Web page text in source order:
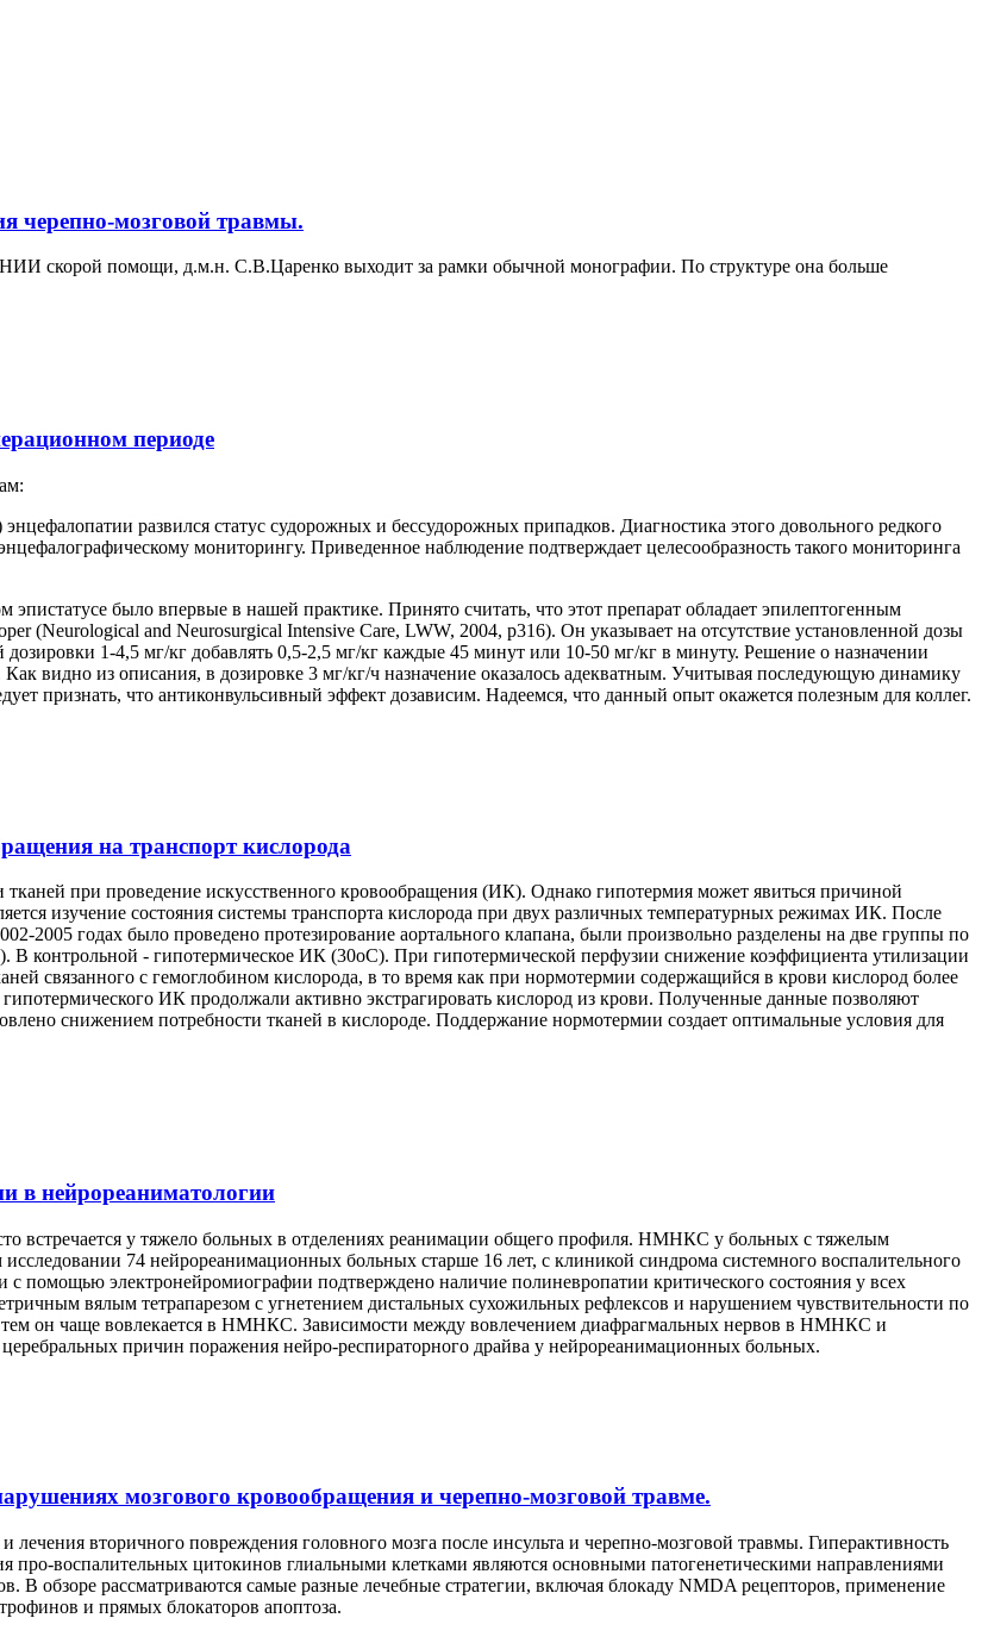
черепно-мозговой травмы.
скорой помощи, д.м.н. С.В.Царенко выходит за рамки обычной монографии. По структуре она больше
периоде
развился статус судорожных и бессудорожных припадков. Диагностика этого довольного редкого
мониторингу. Приведенное наблюдение подтверждает целесообразность такого мониторинга
эпистатусе было впервые в нашей практике. Принято считать, что этот препарат обладает эпилептогенным
(Neurological and Neurosurgical Intensive Care, LWW, 2004, p316). Он указывает на отсутствие установленной дозы
1-4,5 мг/кг добавлять 0,5-2,5 мг/кг каждые 45 минут или 10-50 мг/кг в минуту. Решение о назначении
видно из описания, в дозировке 3 мг/кг/ч назначение оказалось адекватным. Учитывая последующую динамику
признать, что антиконвульсивный эффект дозависим. Надеемся, что данный опыт окажется полезным для коллег.
на транспорт кислорода
тканей при проведение искусственного кровообращения (ИК). Однако гипотермия может явиться причиной
изучение состояния системы транспорта кислорода при двух различных температурных режимах ИК. После
2005 годах было проведено протезирование аортального клапана, были произвольно разделены на две группы по
В контрольной - гипотермическое ИК (30оС). При гипотермической перфузии снижение коэффициента утилизации
связанного с гемоглобином кислорода, в то время как при нормотермии содержащийся в крови кислород более
ИК продолжали активно экстрагировать кислород из крови. Полученные данные позволяют
снижением потребности тканей в кислороде. Поддержание нормотермии создает оптимальные условия для
в нейрореаниматологии
у тяжело больных в отделениях реанимации общего профиля. НМНКС у больных с тяжелым
74 нейрореанимационных больных старше 16 лет, с клиникой синдрома системного воспалительного
помощью электронейромиографии подтверждено наличие полиневропатии критического состояния у всех
вялым тетрапарезом с угнетением дистальных сухожильных рефлексов и нарушением чувствительности по
тем он чаще вовлекается в НМНКС. Зависимости между вовлечением диафрагмальных нервов в НМНКС и
причин поражения нейро-респираторного драйва у нейрореанимационных больных.
мозгового кровообращения и черепно-мозговой травме.
вторичного повреждения головного мозга после инсульта и черепно-мозговой травмы. Гиперактивность
про-воспалительных цитокинов глиальными клетками являются основными патогенетическими направлениями
В обзоре рассматриваются самые разные лечебные стратегии, включая блокаду NMDA рецепторов, применение
и прямых блокаторов апоптоза.